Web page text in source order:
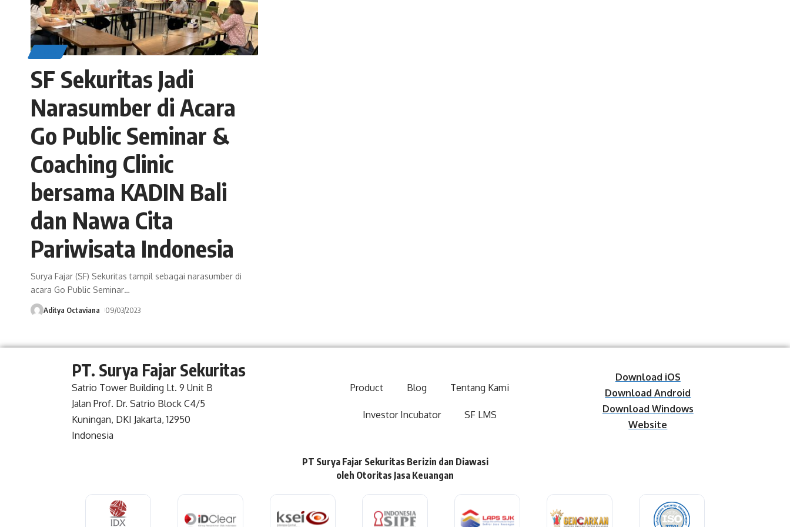
SF Sekuritas Jadi
Narasumber di Acara
Go Public Seminar &
Coaching Clinic
bersama KADIN Bali
dan Nawa Cita
Pariwisata Indonesia
Surya Fajar (SF) Sekuritas tampil sebagai narasumber di
acara Go Public Seminar…
Aditya Octaviana 09/03/2023
PT. Surya Fajar Sekuritas
Satrio Tower Building Lt. 9 Unit B
Jalan Prof. Dr. Satrio Block C4/5
Kuningan, DKI Jakarta, 12950
Indonesia
Product Blog Tentang Kami
Investor Incubator SF LMS
Download iOS
Download Android
Download Windows
Website
PT Surya Fajar Sekuritas Berizin dan Diawasi
oleh Otoritas Jasa Keuangan​